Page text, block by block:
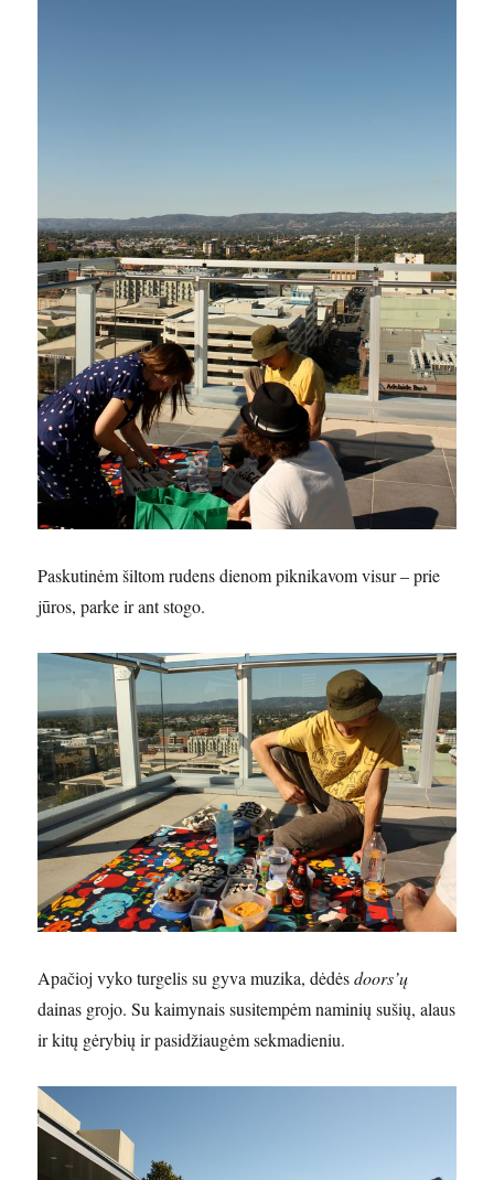
Paskutinėm šiltom rudens dienom piknikavom visur – prie
jūros, parke ir ant stogo.
Apačioj vyko turgelis su gyva muzika, dėdėsdoors’ų
dainas grojo. Su kaimynais susitempėm naminių sušių, alaus
ir kitų gėrybių ir pasidžiaugėm sekmadieniu.